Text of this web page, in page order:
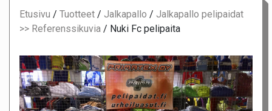
Etusivu / Tuotteet / Jalkapallo / Jalkapallo pelipaidat
>> Referenssikuvia / Nuki Fc pelipaita